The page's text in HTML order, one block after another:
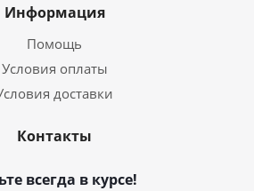
Информация
Помощь
Условия оплаты
доставки
Контакты
всегда в курсе!